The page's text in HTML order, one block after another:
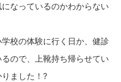
なっているのかわからない
校の体験に行く日か、健診
ので、上靴持ち帰らせてい
ました！?